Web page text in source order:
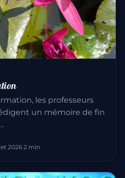
les professeurs
un mémoire de fin
2026·2 min